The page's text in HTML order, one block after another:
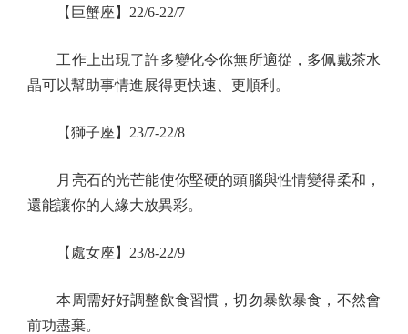
【巨蟹座】22/6-22/7
工作上出現了許多變化令你無所適從，多佩戴茶水
晶可以幫助事情進展得更快速、更順利。
【獅子座】23/7-22/8
月亮石的光芒能使你堅硬的頭腦與性情變得柔和，
還能讓你的人緣大放異彩。
【處女座】23/8-22/9
本周需好好調整飲食習慣，切勿暴飲暴食，不然會
前功盡棄。